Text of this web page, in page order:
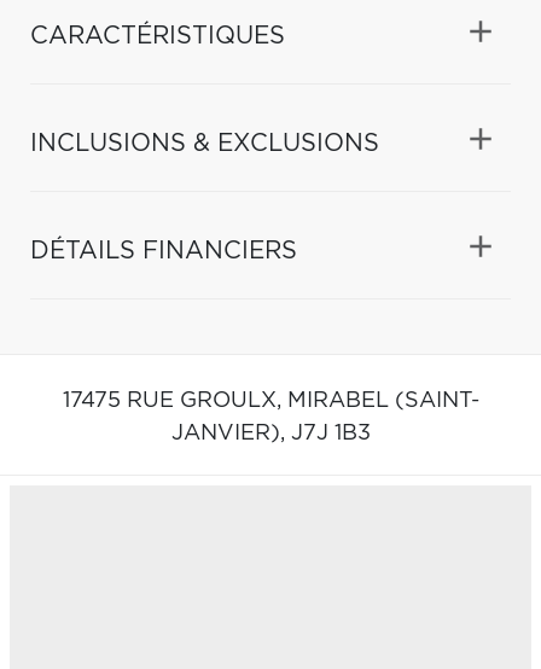
CARACTÉRISTIQUES
INCLUSIONS & EXCLUSIONS
DÉTAILS FINANCIERS
17475 RUE GROULX, MIRABEL (SAINT-
JANVIER), J7J 1B3